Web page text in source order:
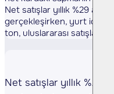
Net satışlar yıllık %29
gerçekleşirken, yurt içi
ton, uluslararası satışlar ise
Net satışlar yıllık %29